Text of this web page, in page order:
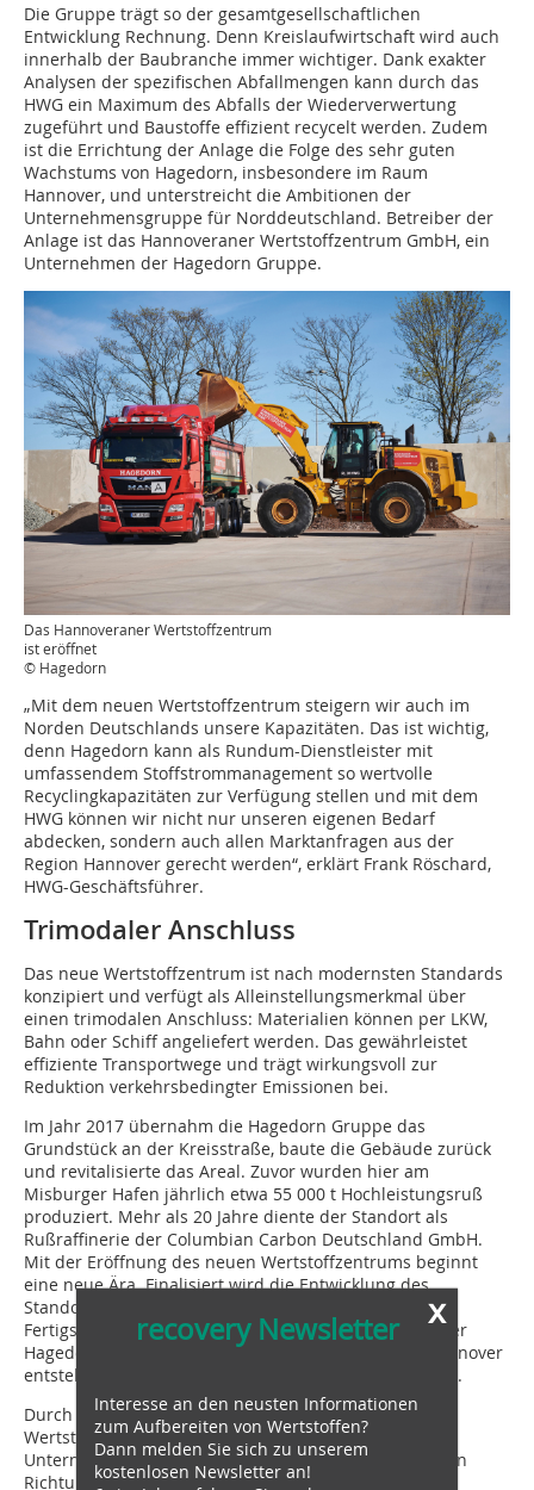
Die Gruppe trägt so der gesamtgesellschaftlichen
Entwicklung Rechnung. Denn Kreislaufwirtschaft wird auch
innerhalb der Baubranche immer wichtiger. Dank exakter
Analysen der spezifischen Abfallmengen kann durch das
HWG ein Maximum des Abfalls der Wiederverwertung
zugeführt und Baustoffe effizient recycelt werden. Zudem
ist die Errichtung der Anlage die Folge des sehr guten
Wachstums von Hagedorn, insbesondere im Raum
Hannover, und unterstreicht die Ambitionen der
Unternehmensgruppe für Norddeutschland. Betreiber der
Anlage ist das Hannoveraner Wertstoffzentrum GmbH, ein
Unternehmen der Hagedorn Gruppe.
Das Hannoveraner Wertstoffzentrum
ist eröffnet
© Hagedorn
„Mit dem neuen Wertstoffzentrum steigern wir auch im
Norden Deutschlands unsere Kapazitäten. Das ist wichtig,
denn Hagedorn kann als Rundum-Dienstleister mit
umfassendem Stoffstrommanagement so wertvolle
Recyclingkapazitäten zur Verfügung stellen und mit dem
HWG können wir nicht nur unseren eigenen Bedarf
abdecken, sondern auch allen Marktanfragen aus der
Region Hannover gerecht werden“, erklärt Frank Röschard,
HWG-Geschäftsführer.
Trimodaler Anschluss
Das neue Wertstoffzentrum ist nach modernsten Standards
konzipiert und verfügt als Alleinstellungsmerkmal über
einen trimodalen Anschluss: Materialien können per LKW,
Bahn oder Schiff angeliefert werden. Das gewährleistet
effiziente Transportwege und trägt wirkungsvoll zur
Reduktion verkehrsbedingter Emissionen bei.
Im Jahr 2017 übernahm die Hagedorn Gruppe das
Grundstück an der Kreisstraße, baute die Gebäude zurück
und revitalisierte das Areal. Zuvor wurden hier am
Misburger Hafen jährlich etwa 55 000 t Hochleistungsruß
produziert. Mehr als 20 Jahre diente der Standort als
Rußraffinerie der Columbian Carbon Deutschland GmbH.
Mit der Eröffnung des neuen Wertstoffzentrums beginnt
eine neue Ära. Finalisiert wird die Entwicklung des
Standorts im dritten Quartal dieses Jahres mit der
Fertigstellung der neuen Verwaltung und Werkstatt der
Hagedorn Hannover GmbH. Die neue Zentrale für Hannover
entsteht auf dem 6000 m² großen Nachbargrundstück.
Durch den abgeschlossenen Bau des neuen
Wertstoffzentrums macht die Hagedorn
Unternehmensgruppe einen weiteren großen Schritt in
Richtung Zukunft. „Mit dem HWG setzen wir erneut
x
recovery Newsletter
Interesse an den neusten Informationen
zum Aufbereiten von Wertstoffen?
Dann melden Sie sich zu unserem
kostenlosen Newsletter an!